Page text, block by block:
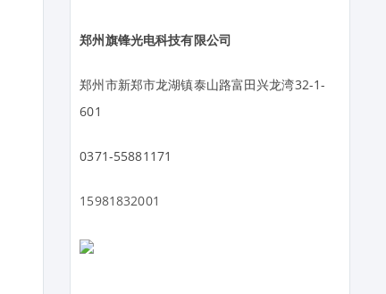
郑州旗锋光电科技有限公司
郑州市新郑市龙湖镇泰山路富田兴龙湾32-1-
601
0371-55881171
15981832001